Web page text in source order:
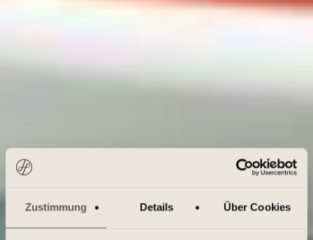
Zustimmung Details Über Cookies